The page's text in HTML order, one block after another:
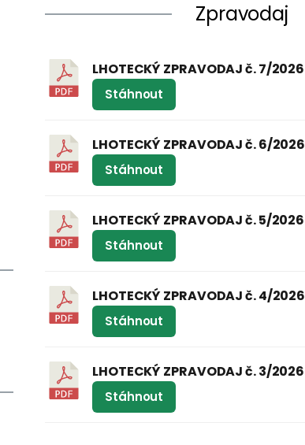
Zpravodaj
LHOTECKÝ ZPRAVODAJ č. 7/2026
Stáhnout
LHOTECKÝ ZPRAVODAJ č. 6/2026
Stáhnout
LHOTECKÝ ZPRAVODAJ č. 5/2026
Stáhnout
LHOTECKÝ ZPRAVODAJ č. 4/2026
Stáhnout
LHOTECKÝ ZPRAVODAJ č. 3/2026
Stáhnout